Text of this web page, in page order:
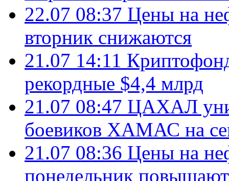
22.07 08:37 Цены на
вторник снижаются
21.07 14:11
рекордные $4,4 млрд
21.07 08:47 ЦАХАЛ
боевиков ХАМАС на
21.07 08:36 Цены на
понедельник